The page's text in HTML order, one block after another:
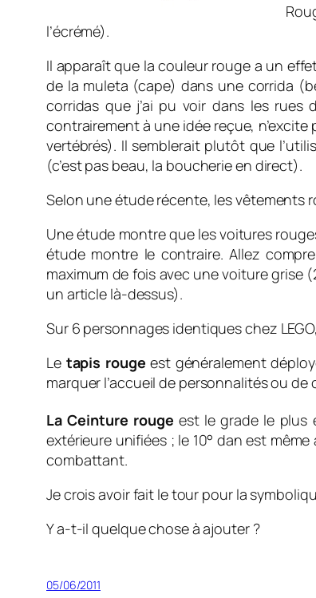
l’écrémé).
Il apparaît que la couleur rouge a un
de la muleta (cape) dans une corrida
corridas que j’ai pu voir dans les
contrairement à une idée reçue,
vertébrés). Il semblerait plutôt que
(c’est pas beau, la boucherie en direct).
Selon une étude récente, les vêtements
Une étude montre que les voitures
étude montre le contraire. Allez
maximum de fois avec une voiture grise
un article là-dessus).
Sur 6 personnages identiques chez
Le tapis rouge est généralement
marquer l’accueil de personnalités ou de
La Ceinture rouge est le grade le plus
extérieure unifiées; le 10° dan est
combattant.
Je crois avoir fait le tour pour la
Y a-t-il quelque chose à ajouter ?
05/06/2011